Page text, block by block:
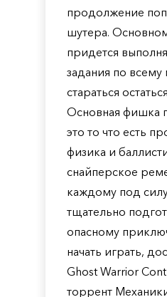
продолжение
шутера.
придется
задания по
стараться
Основная фишка
это то что есть
физика и
снайперское
каждому под
тщательно
опасному
начать играть,
Ghost Warrior
торрент